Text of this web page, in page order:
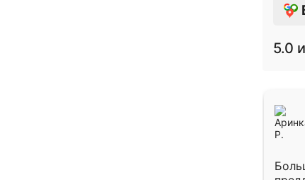
5.0